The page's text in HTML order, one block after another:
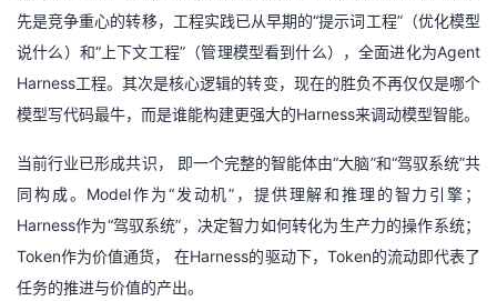
我
的
客
我
论
的
我
者
学
我
支
持
的
术
我
云
先是竞争重心的转移，工程实践已从早期的“提示词工程”（优化模型
说什么）和“上下文工程”（管理模型看到什么），全面进化为Agent
Harness工程。其次是核心逻辑的转变，现在的胜负不再仅仅是哪个
模型写代码最牛，而是谁能构建更强大的Harness来调动模型智能。
当前行业已形成共识， 即一个完整的智能体由“大脑”和“驾驭系统”共
同构成。Model作为“发动机”，提供理解和推理的智力引擎；
Harness作为“驾驭系统”，决定智力如何转化为生产力的操作系统；
Token作为价值通货， 在Harness的驱动下，Token的流动即代表了
任务的推进与价值的产出。